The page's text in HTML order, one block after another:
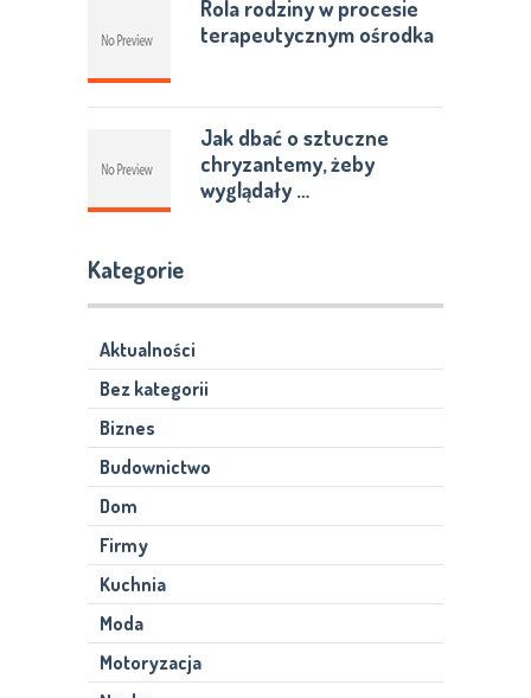
Rola rodziny w procesie
terapeutycznym ośrodka
Jak dbać o sztuczne
chryzantemy, żeby
wyglądały …
Kategorie
Aktualności
Bez kategorii
Biznes
Budownictwo
Dom
Firmy
Kuchnia
Moda
Motoryzacja